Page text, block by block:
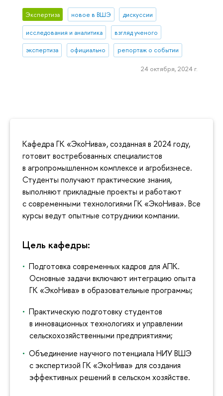
Кафедра ГК «ЭкоНива», созданная в 2024 году,
готовит востребованных специалистов
в агропромышленном комплексе и агробизнесе.
Студенты получают практические знания,
выполняют прикладные проекты и работают
с современными технологиями ГК «ЭкоНива». Все
курсы ведут опытные сотрудники компании.
Цель кафедры:
Подготовка современных кадров для АПК.
Основные задачи включают интеграцию опыта
ГК «ЭкоНива» в образовательные программы;
Практическую подготовку студентов
в инновационных технологиях и управлении
сельскохозяйственными предприятиями;
Объединение научного потенциала НИУ ВШЭ
с экспертизой ГК «ЭкоНива» для создания
эффективных решений в сельском хозяйстве.
Экспертиза новое в ВШЭ дискуссии
исследования и аналитика взгляд ученого
экспертиза официально репортаж о событии
24 октября, 2024 г.